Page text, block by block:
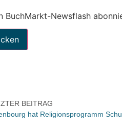
BuchMarkt-Newsflash
BEITRAG
hat Religionsprogramm